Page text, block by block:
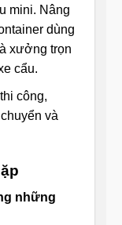
mini. Nâng
dùng
xưởng trọn
cẩu.
công,
và
những